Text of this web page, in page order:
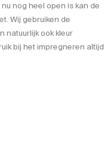
nog heel open is kan de
Wij gebruiken de
natuurlijk ook kleur
bij het impregneren altijd